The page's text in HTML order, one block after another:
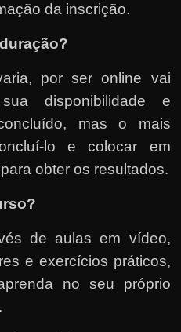
da inscrição.
por ser online vai
disponibilidade e
mas o mais
lo e colocar em
obter os resultados.
de aulas em vídeo,
e exercícios práticos,
no seu próprio